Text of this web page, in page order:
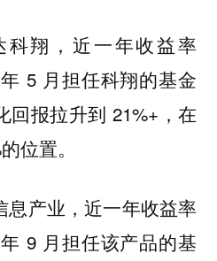
翔，近一年收益率
5 月担任科翔的基金
回报拉升到 21%+，在
位置。
息产业，近一年收益率
9 月担任该产品的基